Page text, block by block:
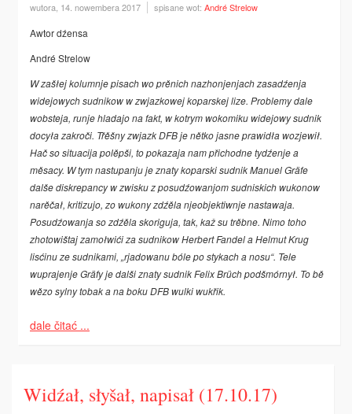
wutora, 14. nowembera 2017 spisane wot: André Strelow
Awtor dźensa
André Strelow
W zašłej kolumnje pisach wo prěnich nazhonjenjach zasadźenja
widejowych sudnikow w zwjazkowej koparskej lize. Problemy dale
wobsteja, runje hladajo na fakt, w kotrym wokomiku widejowy sudnik
docyła zakroči. Třěšny zwjazk DFB je nětko jasne prawi­dła wozjewił.
Hač so situacija polěpši, to pokazaja nam přichodne tydźenje a
měsacy. W tym nastupanju je znaty koparski sudnik Manuel Gräfe
dalše diskrepancy w zwisku z posudźowanjom sudniskich wukonow
narěčał, kritizujo, zo wukony zdźěla njeobjektiwnje nastawaja.
Posudźowanja so zdźěla skoriguja, tak, kaž su trěbne. Nimo toho
zhotowištaj zamołwići za sudnikow Herbert Fandel a Helmut Krug
lisćinu ze sudnikami, „rjadowanu bóle po stykach a nosu“. Tele
wuprajenje Gräfy je dalši znaty sudnik Felix Brüch podšmórnył. To bě
wězo sylny tobak a na boku DFB wulki wukřik.
dale čitać ...
Widźał, słyšał, napisał (17.10.17)